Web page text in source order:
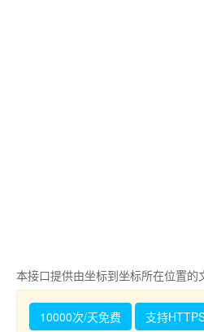
本接口提供由坐标到坐标所在位置的
10000次/天免费 支持